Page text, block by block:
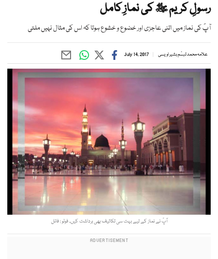
رسولِ کریم ﷺ کی نمازِ کامل
آپؐ کی نماز میں اتنی عاجزی اور خضوع و خشوع ہوتا کہ اس کی مثال نہیں ملتی
علامہ محمد تبسّم بشیر اویسی July 14, 2017
آپؐ نے نماز کے لیے بہت سی تکالیف بھی برداشت کیں۔ فوٹو : فائل